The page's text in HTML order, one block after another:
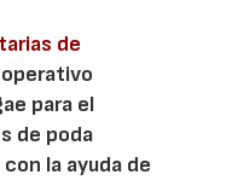
de
para el
de poda
la ayuda de